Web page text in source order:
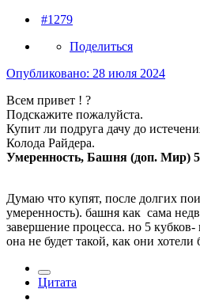
#1279
Поделиться
Опубликовано: 28 июля 2024
Всем привет ! ?
Подскажите пожалуйста.
Купит ли подруга дачу до
Колода Райдера.
Умеренность, Башня (доп. Мир) 5
Думаю что купят, после долгих
умеренность). башня как сама
завершение процесса. но 5
она не будет такой, как они хотели
Цитата